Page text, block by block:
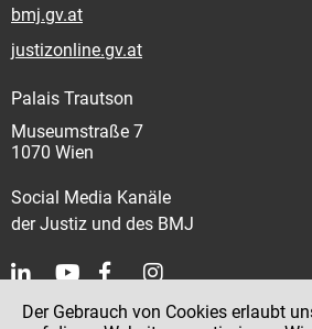
bmj.gv.at
justizonline.gv.at
Palais Trautson
Museumstraße 7
1070 Wien
Social Media Kanäle
der Justiz und des BMJ
Kontakt
Der Gebrauch von Cookies erlaubt